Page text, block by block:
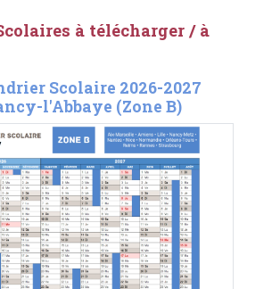
à télécharger / à
Scolaire 2026-2027
l'Abbaye (Zone B)